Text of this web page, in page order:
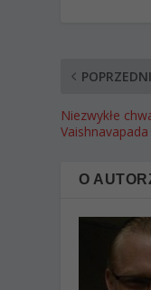
POPRZEDNI
Niezwykłe
O